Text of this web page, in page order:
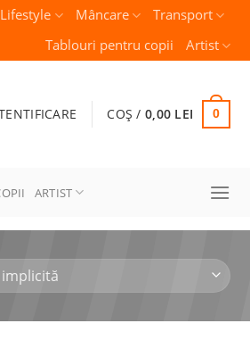
Lifestyle Mâncare
Transport
Tablouri pentru copii
Artist
COȘ / 0,00 LEI 0
ARTIST